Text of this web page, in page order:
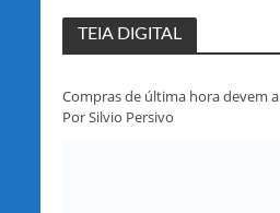
TEIA DIGITAL
Compras de última hora devem
Por Silvio Persivo